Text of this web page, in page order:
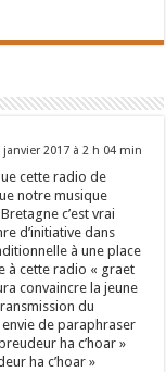
janvier 2017 à 2 h 04 min
cette radio de
notre musique
c’est vrai
d’initiative dans
à une place
à cette radio « graet
convaincre la jeune
du
de paraphraser
ha c’hoar »
ha c’hoar »